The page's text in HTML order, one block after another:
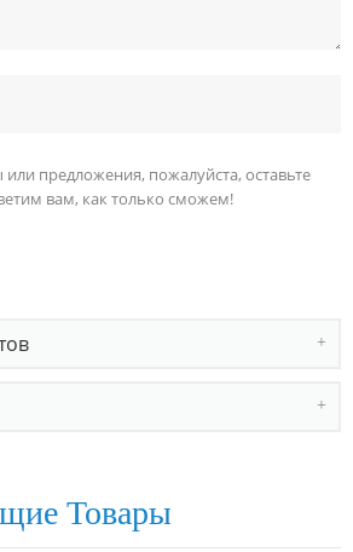
или предложения, пожалуйста, оставьте
вам, как только сможем!
Товары